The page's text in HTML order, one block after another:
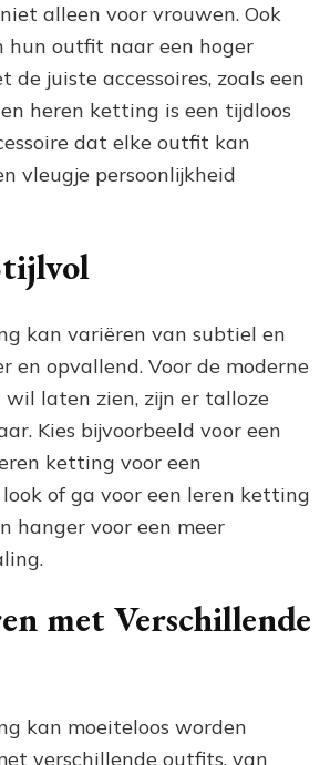
alleen voor vrouwen. Ook
hun outfit naar een hoger
de juiste accessoires, zoals een
heren ketting is een tijdloos
dat elke outfit kan
vleugje persoonlijkheid
kan variëren van subtiel en
en opvallend. Voor de moderne
wil laten zien, zijn er talloze
Kies bijvoorbeeld voor een
ketting voor een
of ga voor een leren ketting
hanger voor een meer
met Verschillende
kan moeiteloos worden
verschillende outfits, van